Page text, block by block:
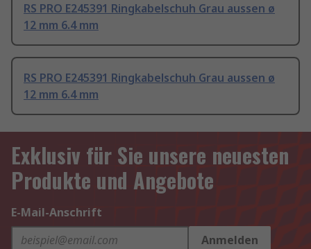
RS PRO E245391 Ringkabelschuh Grau aussen ø
12 mm 6.4 mm
RS PRO E245391 Ringkabelschuh Grau aussen ø
12 mm 6.4 mm
Exklusiv für Sie unsere neuesten
Produkte und Angebote
E-Mail-Anschrift
Anmelden